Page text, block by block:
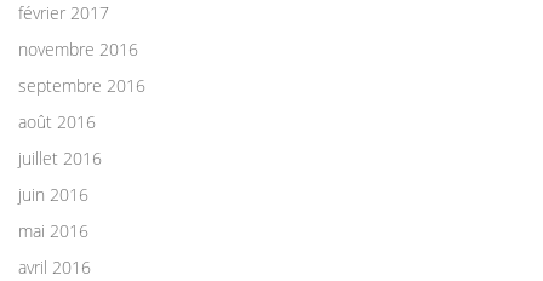
février 2017
novembre 2016
septembre 2016
août 2016
juillet 2016
juin 2016
mai 2016
avril 2016